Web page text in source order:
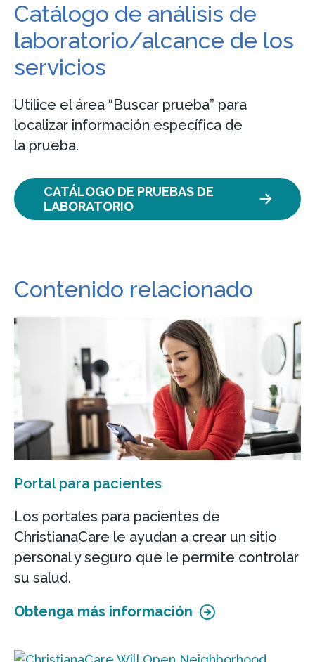
Catálogo de análisis de
laboratorio/alcance de los
servicios
Utilice el área “Buscar prueba” para
localizar información específica de
la prueba.
CATÁLOGO DE PRUEBAS DE
LABORATORIO
Contenido relacionado
Portal para pacientes
Los portales para pacientes de
ChristianaCare le ayudan a crear un sitio
personal y seguro que le permite controlar
su salud.
Obtenga más información